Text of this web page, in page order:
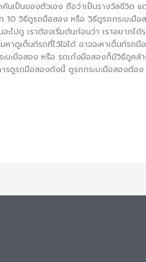
เป็นของตัวเอง ถือว่าเป็นรางวัลชีวิต
ก 10 วิธีดูรถมือสอง หรือ วิธีดูรถกระบะ
ไปดู เราต้องเริ่มต้นก่อนว่า เราอยากได้
ดูเต็นท์รถที่ไว้ใจได้ อาจจะหาเต็นท์ร
ะบะมือสอง หรือ รถเก๋งมือสองก็มีวิธีดูค
ารดูรถมือสองดังนี้ ดูรถกระบะมือสองต้